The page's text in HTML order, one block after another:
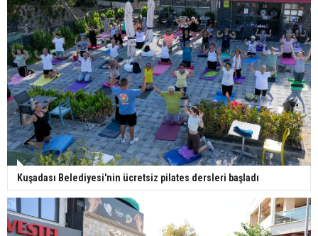
Kuşadası Belediyesi'nin ücretsiz pilates dersleri başladı